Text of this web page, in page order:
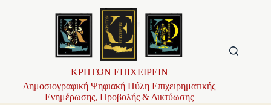
ΚΡΗΤΩΝ ΕΠΙΧΕΙΡΕΙΝ
Δημοσιογραφική Ψηφιακή Πύλη Επιχειρηματικής
Ενημέρωσης, Προβολής & Δικτύωσης